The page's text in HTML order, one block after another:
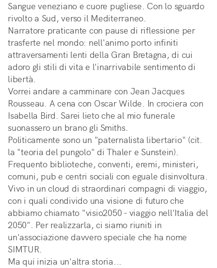
Sangue veneziano e cuore pugliese. Con lo sguardo
rivolto a Sud, verso il Mediterraneo.
Narratore praticante con pause di riflessione per
trasferte nel mondo: nell'animo porto infiniti
attraversamenti lenti della Gran Bretagna, di cui
adoro gli stili di vita e l'inarrivabile sentimento di
libertà.
Vorrei andare a camminare con Jean Jacques
Rousseau. A cena con Oscar Wilde. In crociera con
Isabella Bird. Sarei lieto che al mio funerale
suonassero un brano gli Smiths.
Politicamente sono un "paternalista libertario" (cit.
la "teoria del pungolo" di Thaler e Sunstein).
Frequento biblioteche, conventi, eremi, ministeri,
comuni, pub e centri sociali con eguale disinvoltura.
Vivo in un cloud di straordinari compagni di viaggio,
con i quali condivido una visione di futuro che
abbiamo chiamato "visio2050 - viaggio nell'Italia del
2050". Per realizzarla, ci siamo riuniti in
un'associazione davvero speciale che ha nome
SIMTUR.
Ma qui inizia un'altra storia...